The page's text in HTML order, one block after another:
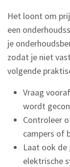
Het loont om
een
je
zodat je niet
volgende
Vraag
wordt
Controleer
campers of
Laat ook
elektrische